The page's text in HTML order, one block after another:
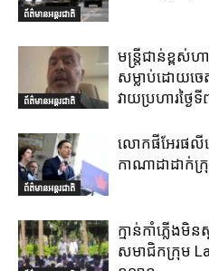
ព័ត៌មានអន្តរជាតិ
ព័ត៌មានអន្តរជាតិ
មន្ត្រីជាន់ខ្ពស់
សម្លាប់ដោយចេ
វាយប្រហារថ្ងៃ
ព័ត៌មានអន្តរជាតិ
លោកផីអែរផលីយ
កាណាដាដាក់ក្រុ
ក្មាន់កាំភ្លើង
សមាជិកក្រុម